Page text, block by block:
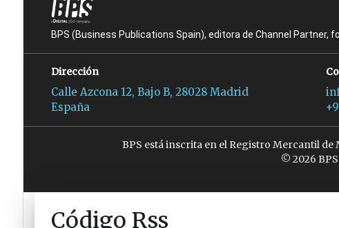
BPS (Business Publications Spain), editora de Channel Partner,
Dirección
Calle Azcona 12, Bajo B, 28028 Madrid
España
BPS está inscrita en el Registro Mercantil de
© 2026
Código Rss